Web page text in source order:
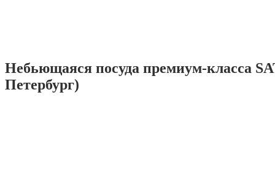
Небьющаяся посуда премиум-класса
Петербург)